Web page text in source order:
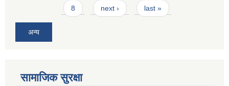
8 next › last »
अन्य
सामाजिक सुरक्षा